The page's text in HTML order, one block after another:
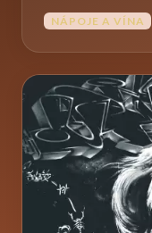
NÁPOJE A VÍNA